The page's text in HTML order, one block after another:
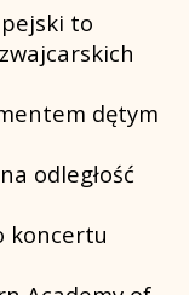
to
dętym
odległość
koncertu